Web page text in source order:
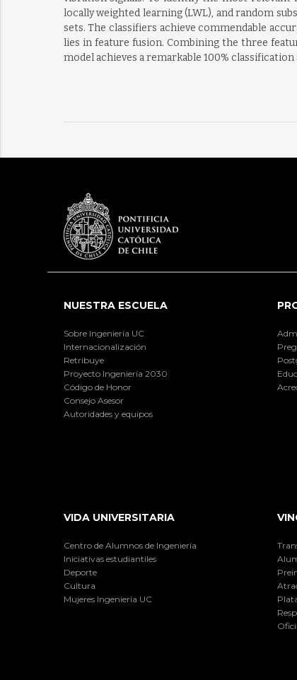
locally weighted learning (LWL), and random
sets. The classifiers achieve commendable
lies in feature fusion. Combining the three
model achieves a remarkable 100%
NUESTRA ESCUELA
Sobre Ingeniería UC
Internacionalización
Retribuye
Proyecto Ingeniería 2030
Código de Honor
Consejo Asesor
Autoridades y equipos
VIDA UNIVERSITARIA
Centro de Alumnos de Ingeniería
Iniciativas estudiantiles
Deporte
Cultura
Mujeres Ingeniería UC